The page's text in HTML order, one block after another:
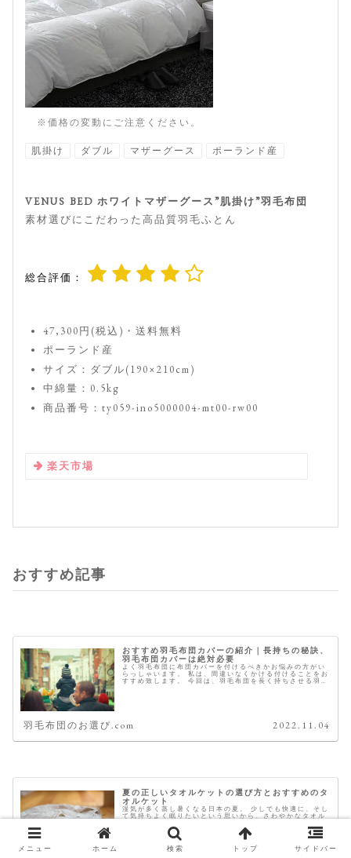
※価格の変動にご注意ください。
肌掛け ダブル マザーグース ポーランド産
VENUS BED ホワイトマザーグース”肌掛け”羽毛布団
素材選びにこだわった高品質羽毛ふとん
総合評価：
47,300円(税込)・送料無料
ポーランド産
サイズ：ダブル(190×210cm)
中綿量：0.5kg
商品番号：ty059-ino5000004-mt00-rw00
楽天市場
おすすめ記事
おすすめ羽毛布団カバーの紹介｜長持ちの秘訣、
羽毛布団カバーは絶対必要
よく羽毛布団に布団カバーを付けるべきかお悩みの方がい
らっしゃいます。 私は、間違いなくかける付けることをお
すすめ致します。 今回は、羽毛布団を長く持ちさせる羽毛
羽毛布団のお選び.com 2022.11.04
夏の正しいタオルケットの選び方とおすすめのタ
オルケット
湿気が多く蒸し暑くなる日本の夏。 少しでも快適に、そし
て気持ちよく眠りたいという思いから、さわやかなタオル
以降、手軽に丸洗いができ、取り扱いが簡単なタオルケッ
トは、夏の代名詞ともなってきま...
メニュー ホーム 検索 トップ サイドバー